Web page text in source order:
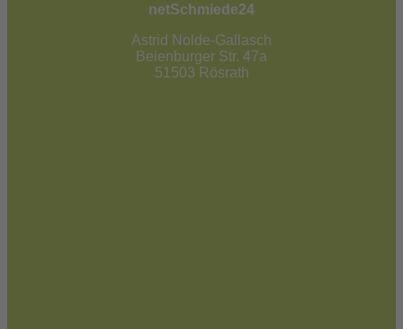
netSchmiede24
Astrid Nolde-Gallasch
Beienburger Str. 47a
51503 Rösrath